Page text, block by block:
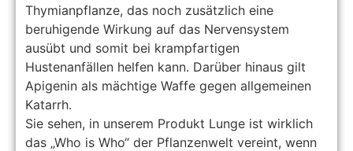
Thymianpflanze, das noch zusätzlich eine
beruhigende Wirkung auf das Nervensystem
ausübt und somit bei krampfartigen
Hustenanfällen helfen kann. Darüber hinaus gilt
Apigenin als mächtige Waffe gegen allgemeinen
Katarrh.
Sie sehen, in unserem Produkt Lunge ist wirklich
das „Who is Who“ der Pflanzenwelt vereint, wenn